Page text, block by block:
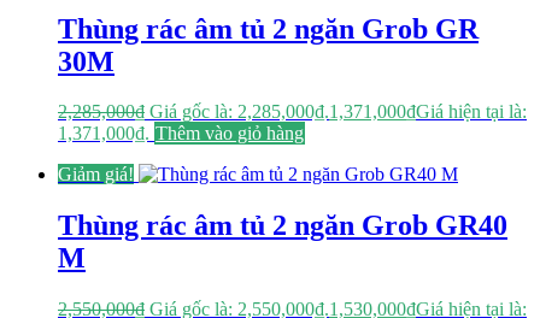
Thùng rác âm tủ 2 ngăn Grob GR
30M
2,285,000₫ Giá gốc là: 2,285,000₫.1,371,000₫Giá hiện tại là:
1,371,000₫. Thêm vào giỏ hàng
Giảm giá!
Thùng rác âm tủ 2 ngăn Grob GR40
M
2,550,000₫ Giá gốc là: 2,550,000₫.1,530,000₫Giá hiện tại là: